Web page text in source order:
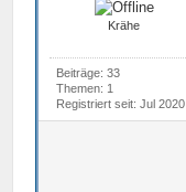
Krähe
Beiträge: 33
Themen: 1
Registriert seit: Jul 2020